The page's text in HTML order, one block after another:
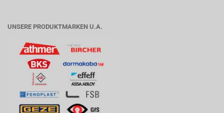
UNSERE PRODUKTMARKEN U.A.